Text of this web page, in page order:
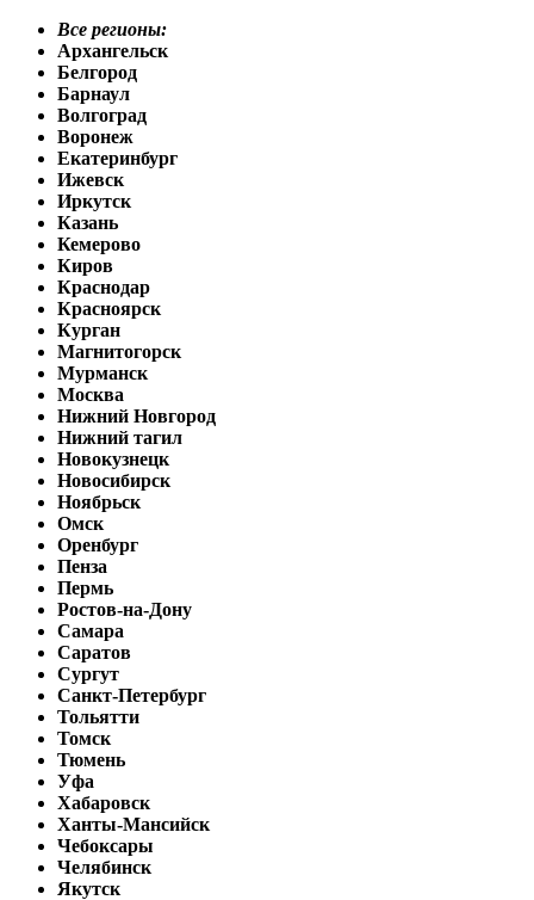
Все регионы:
Архангельск
Белгород
Барнаул
Волгоград
Воронеж
Екатеринбург
Ижевск
Иркутск
Казань
Кемерово
Киров
Краснодар
Красноярск
Курган
Магнитогорск
Мурманск
Москва
Нижний Новгород
Нижний тагил
Новокузнецк
Новосибирск
Ноябрьск
Омск
Оренбург
Пенза
Пермь
Ростов-на-Дону
Самара
Саратов
Сургут
Санкт-Петербург
Тольятти
Томск
Тюмень
Уфа
Хабаровск
Ханты-Мансийск
Чебоксары
Челябинск
Якутск